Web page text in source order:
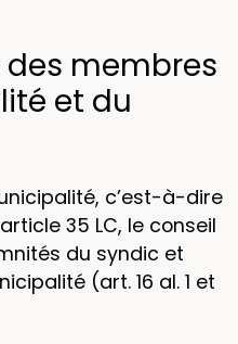
membres
et du
c’est-à-dire
35 LC, le conseil
du syndic et
(art. 16 al. 1 et